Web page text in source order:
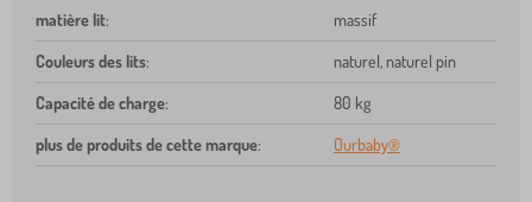
matière lit: massif
Couleurs des lits: naturel, naturel pin
Capacité de charge: 80 kg
plus de produits de cette marque: Ourbaby®